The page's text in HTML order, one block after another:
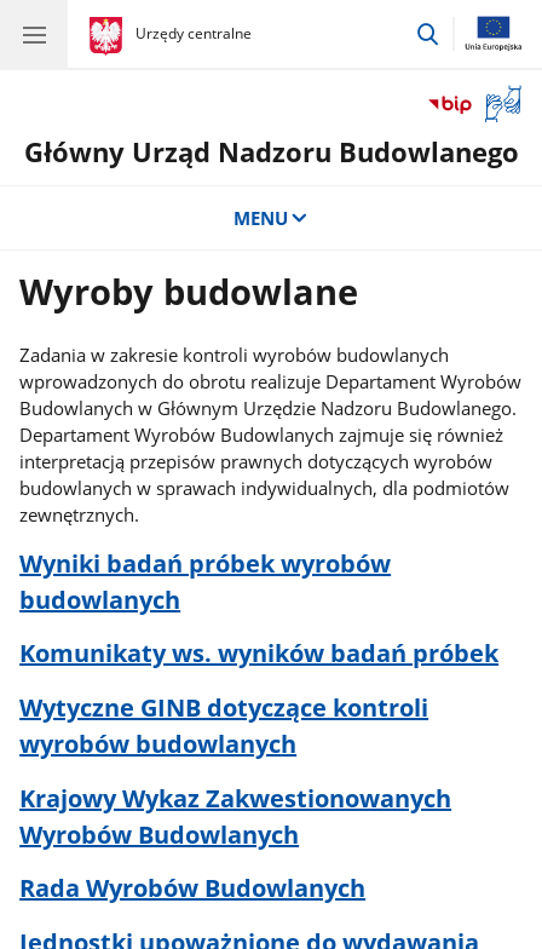
gov.pl
Urzędy centralne
gov.pl
Urzędy
przejdź
okno
z
Główny Urząd Nadzoru Budowlanego
MENU
Wyroby budowlane
Zadania w zakresie kontroli wyrobów budowlanych
wprowadzonych do obrotu realizuje Departament Wyrobów
Budowlanych w Głównym Urzędzie Nadzoru Budowlanego.
Departament Wyrobów Budowlanych zajmuje się również
interpretacją przepisów prawnych dotyczących wyrobów
budowlanych w sprawach indywidualnych, dla podmiotów
zewnętrznych.
Wyniki badań próbek wyrobów
budowlanych
Komunikaty ws. wyników badań próbek
Wytyczne GINB dotyczące kontroli
wyrobów budowlanych
Krajowy Wykaz Zakwestionowanych
Wyrobów Budowlanych
Rada Wyrobów Budowlanych
Jednostki upoważnione do wydawania